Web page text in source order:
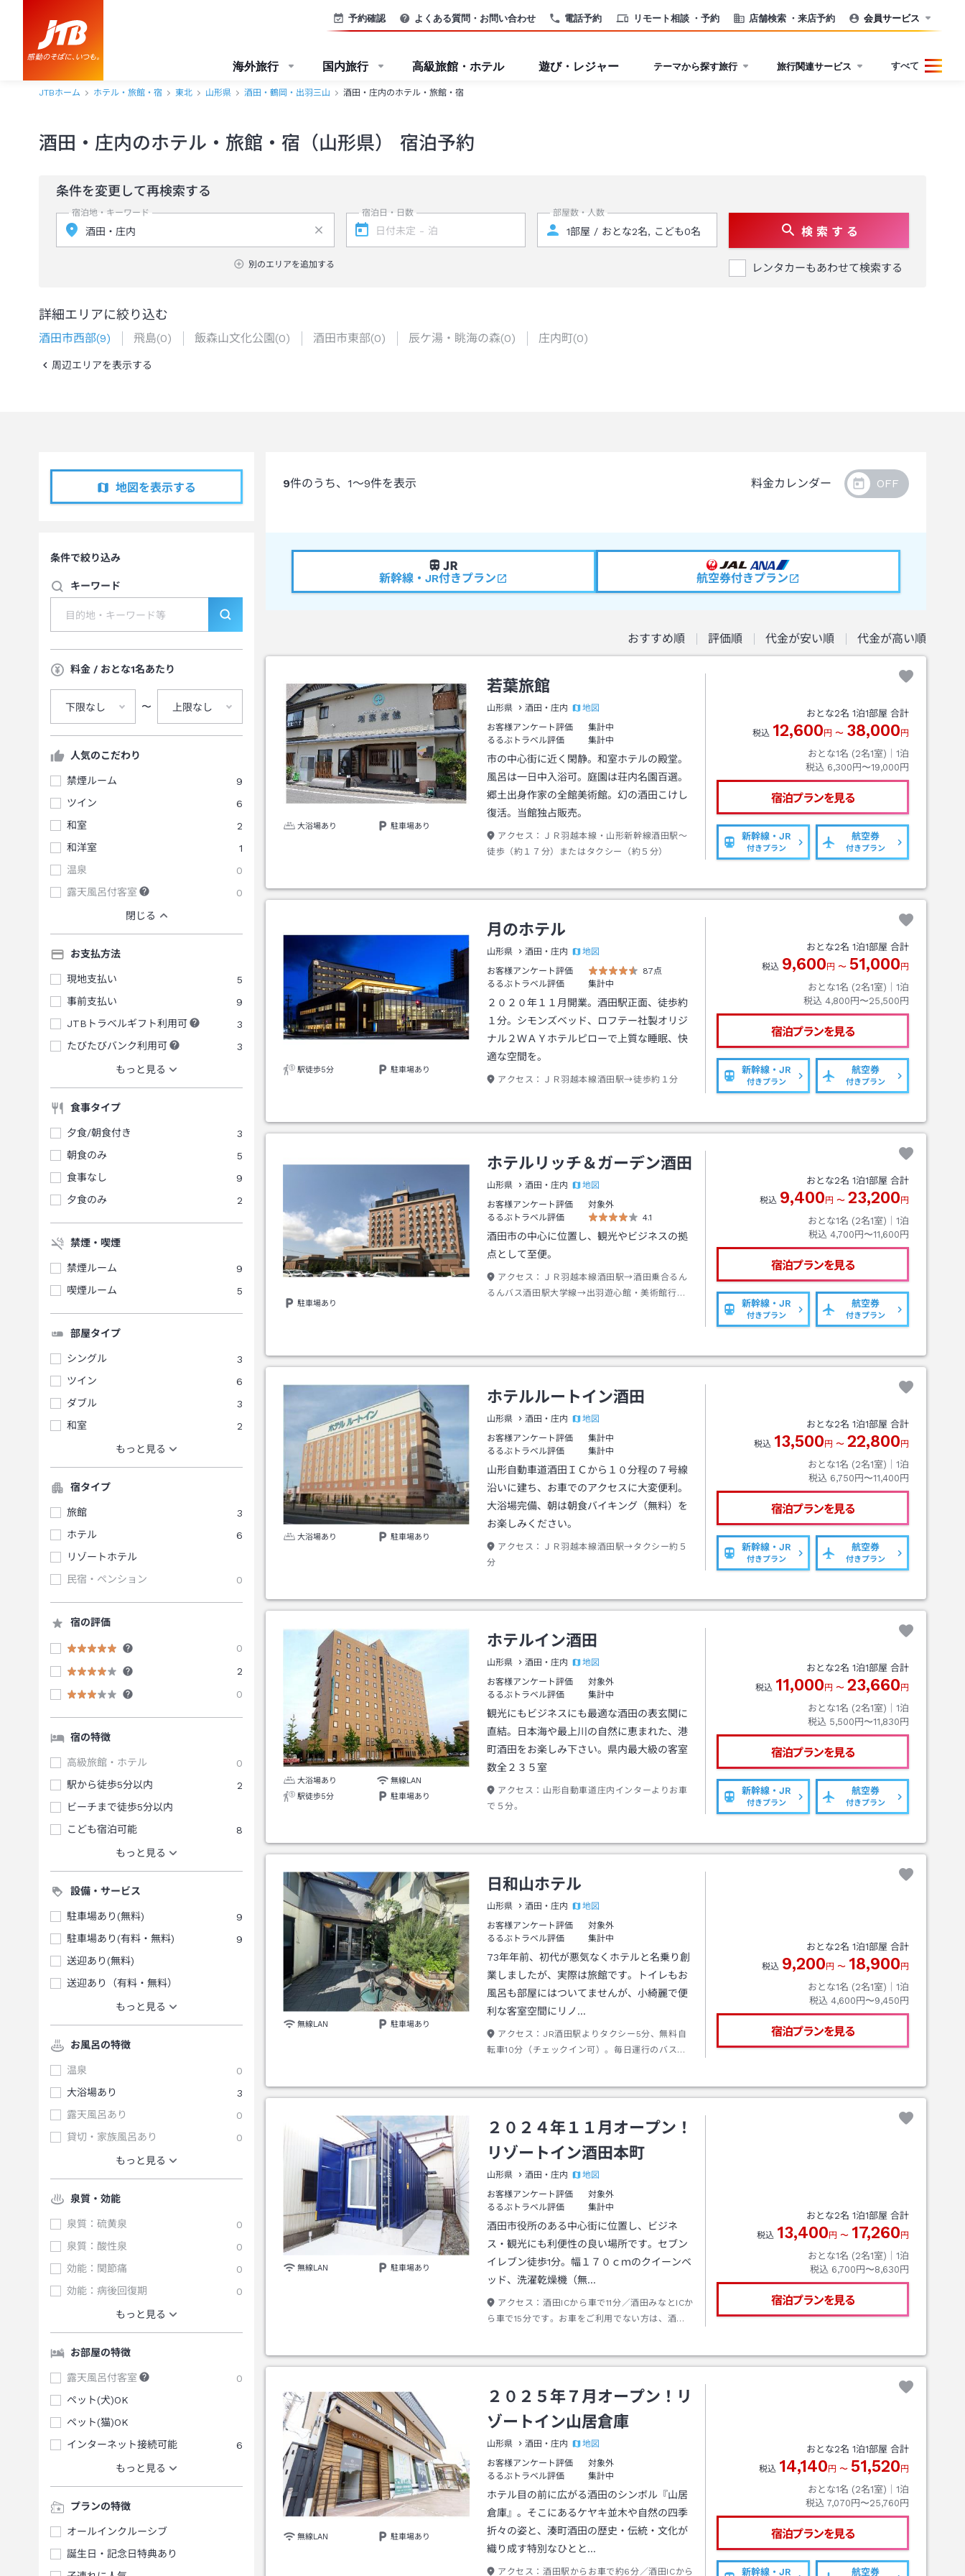
電話予約 リモート相談 ・予約 店舗検索 ・来店予約
予約確認 よくある質問・お問い合わせ 会員サービス
海外旅行 国内旅行 高級旅館・ホテル 遊び・レジャー テーマから探す旅行 旅行関連サービス すべて
JTBホーム ホテル・旅館・宿 東北 山形県 酒田・鶴岡・出羽三山 酒田・庄内のホテル・旅館・宿
酒田・庄内のホテル・旅館・宿（山形県） 宿泊予約
条件を変更して再検索する
宿泊地・キーワード
別のエリアを追加する
宿泊日・日数 部屋数・人数
検 索 す る
レンタカーもあわせて検索する
詳細エリアに絞り込む
酒田市西部(9) 飛島(0) 飯森山文化公園(0) 酒田市東部(0) 辰ケ湯・眺海の森(0) 庄内町(0)
周辺エリアを表示する
地図を表示する
条件で絞り込み
キーワード
料金 / おとな1名あたり
下限なし 〜 上限なし
人気のこだわり
禁煙ルーム
9
ツイン
6
和室
2
和洋室
1
温泉
0
露天風呂付客室
0
閉じる
お支払方法
現地支払い
5
事前支払い
9
JTBトラベルギフト利用可
3
たびたびバンク利用可
3
もっと見る
食事タイプ
夕食/朝食付き
3
朝食のみ
5
食事なし
9
夕食のみ
2
禁煙・喫煙
禁煙ルーム
9
喫煙ルーム
5
部屋タイプ
シングル
3
ツイン
6
ダブル
3
和室
2
もっと見る
宿タイプ
旅館
3
ホテル
6
リゾートホテル
民宿・ペンション
0
宿の評価
0
2
0
宿の特徴
高級旅館・ホテル
0
駅から徒歩5分以内
2
ビーチまで徒歩5分以内
こども宿泊可能
8
もっと見る
設備・サービス
駐車場あり(無料)
9
駐車場あり(有料・無料)
9
送迎あり(無料)
送迎あり（有料・無料）
もっと見る
お風呂の特徴
温泉
0
大浴場あり
3
露天風呂あり
0
貸切・家族風呂あり
0
もっと見る
泉質・効能
泉質：硫黄泉
0
泉質：酸性泉
0
効能：関節痛
0
効能：病後回復期
0
もっと見る
お部屋の特徴
露天風呂付客室
0
ペット(犬)OK
ペット(猫)OK
インターネット接続可能
6
もっと見る
プランの特徴
オールインクルーシブ
誕生日・記念日特典あり
9件のうち、 1～9件を表示 料金カレンダー
新幹線・JR付きプラン 航空券付きプラン
おすすめ順 評価順 代金が安い順 代金が高い順
大浴場あり 駐車場あり
若葉旅館
山形県 酒田・庄内
地図
お客様アンケート評価
集計中
るるぶトラベル評価
集計中
市の中心街に近く閑静。和室ホテルの殿堂。
風呂は一日中入浴可。庭園は荘内名園百選。
郷土出身作家の全館美術館。幻の酒田こけし
復活。当館独占販売。
アクセス：
ＪＲ羽越本線・山形新幹線酒田駅～
徒歩（約１７分）またはタクシー（約５分）
おとな2名 1泊1部屋 合計
税込 12,600 円 〜 38,000 円
おとな1名 (2名1室)｜ 1泊
税込 6,300円〜19,000円
宿泊プランを見る
新幹線・JR
付きプラン
航空券
付きプラン
駅徒歩5分 駐車場あり
月のホテル
山形県 酒田・庄内
地図
お客様アンケート評価
87点
るるぶトラベル評価
集計中
２０２０年１１月開業。酒田駅正面、徒歩約
１分。シモンズベッド、ロフテー社製オリジ
ナル２ＷＡＹホテルピローで上質な睡眠、快
適な空間を。
アクセス： ＪＲ羽越本線酒田駅→徒歩約１分
おとな2名 1泊1部屋 合計
税込 9,600 円 〜 51,000 円
おとな1名 (2名1室)｜ 1泊
税込 4,800円〜25,500円
宿泊プランを見る
新幹線・JR
付きプラン
航空券
付きプラン
駐車場あり
ホテルリッチ＆ガーデン酒田
山形県 酒田・庄内
地図
お客様アンケート評価
対象外
るるぶトラベル評価
4.1
酒田市の中心に位置し、観光やビジネスの拠
点として至便。
アクセス：
ＪＲ羽越本線酒田駅→酒田乗合るん
るんバス酒田駅大学線→出羽遊心館・美術館行き
おとな2名 1泊1部屋 合計
税込 9,400 円 〜 23,200 円
おとな1名 (2名1室)｜ 1泊
税込 4,700円〜11,600円
宿泊プランを見る
新幹線・JR
付きプラン
航空券
付きプラン
大浴場あり 駐車場あり
ホテルルートイン酒田
山形県 酒田・庄内
地図
お客様アンケート評価
集計中
るるぶトラベル評価
集計中
山形自動車道酒田ＩＣから１０分程の７号線
沿いに建ち、お車でのアクセスに大変便利。
大浴場完備、朝は朝食バイキング（無料）を
お楽しみください。
アクセス：
ＪＲ羽越本線酒田駅→タクシー約５
分
おとな2名 1泊1部屋 合計
税込 13,500 円 〜 22,800 円
おとな1名 (2名1室)｜ 1泊
税込 6,750円〜11,400円
宿泊プランを見る
新幹線・JR
付きプラン
航空券
付きプラン
大浴場あり
無線LAN
駅徒歩5分
駐車場あり
ホテルイン酒田
山形県 酒田・庄内
地図
お客様アンケート評価
対象外
るるぶトラベル評価
集計中
観光にもビジネスにも最適な酒田の表玄関に
直結。日本海や最上川の自然に恵まれた、港
町酒田をお楽しみ下さい。県内最大級の客室
数全２３５室
アクセス： 山形自動車道庄内インターよりお車
で５分。
おとな2名 1泊1部屋 合計
税込 11,000 円 〜 23,660 円
おとな1名 (2名1室)｜ 1泊
税込 5,500円〜11,830円
宿泊プランを見る
新幹線・JR
付きプラン
航空券
付きプラン
無線LAN 駐車場あり
日和山ホテル
山形県 酒田・庄内
地図
お客様アンケート評価
対象外
るるぶトラベル評価
集計中
73年年前、初代が悪気なくホテルと名乗り創
業しましたが、実際は旅館です。トイレもお
風呂も部屋にはついてませんが、小綺麗で便
利な客室空間にリノ…
アクセス： JR酒田駅よりタクシー5分、無料自
転車10分（チェックイン可）。毎日運行のバス大
17：50、駅行9：33／11：38／12：53／14：13／
（徒歩4分、所要12分）も有。
おとな2名 1泊1部屋 合計
税込 9,200 円 〜 18,900 円
おとな1名 (2名1室)｜ 1泊
税込 4,600円〜9,450円
宿泊プランを見る
無線LAN 駐車場あり
２０２４年１１月オープン！
リゾートイン酒田本町
山形県 酒田・庄内
地図
お客様アンケート評価
対象外
るるぶトラベル評価
集計中
酒田市役所のある中心街に位置し、ビジネ
ス・観光にも利便性の良い場所です。セブン
イレブン徒歩1分。幅１７０ｃｍのクイーンベ
ッド、洗濯乾燥機（無…
アクセス： 酒田ICから車で11分／酒田みなとICか
ら車で15分です。お車をご利用でない方は、酒田
ご利用の際は、「山居倉庫前」で降車いただき、
おとな2名 1泊1部屋 合計
税込 13,400 円 〜 17,260 円
おとな1名 (2名1室)｜ 1泊
税込 6,700円〜8,630円
宿泊プランを見る
無線LAN 駐車場あり
２０２５年７月オープン！リ
ゾートイン山居倉庫
山形県 酒田・庄内
地図
お客様アンケート評価
対象外
るるぶトラベル評価
集計中
ホテル目の前に広がる酒田のシンボル『山居
倉庫』。そこにあるケヤキ並木や自然の四季
折々の姿と、湊町酒田の歴史・伝統・文化が
織り成す特別なひとと…
アクセス： 酒田駅からお車で約6分／酒田ICから
おとな2名 1泊1部屋 合計
税込 14,140 円 〜 51,520 円
おとな1名 (2名1室)｜ 1泊
税込 7,070円〜25,760円
宿泊プランを見る
新幹線・JR 航空券